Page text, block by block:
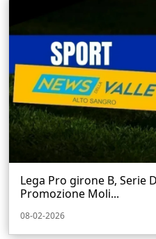
Lega Pro girone B, Serie
Promozione Moli...
08-02-2026